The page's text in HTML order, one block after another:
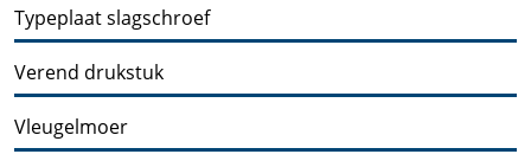
Typeplaat slagschroef
Verend drukstuk
Vleugelmoer